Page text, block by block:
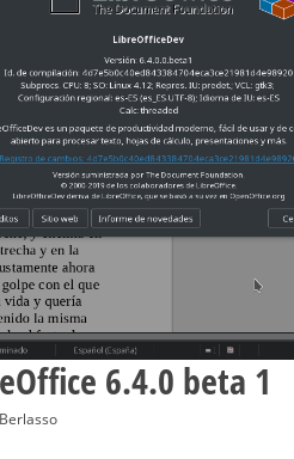
6.4.0 beta 1